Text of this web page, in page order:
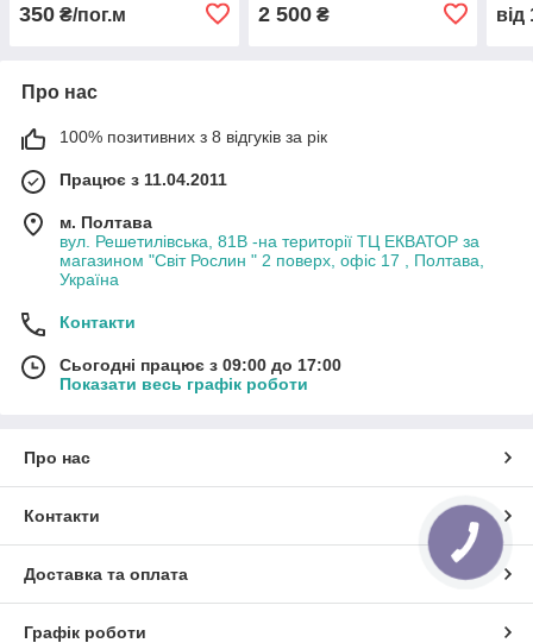
350 ₴/пог.м 2 500₴ від
Про нас
100% позитивних з 8 відгуків за рік
Працює з 11.04.2011
м. Полтава
вул. Решетилівська, 81В -на території ТЦ ЕКВАТОР за
магазином "Світ Рослин " 2 поверх, офіс 17 , Полтава,
Україна
Контакти
Сьогодні працює з 09:00 до 17:00
Показати весь графік роботи
Про нас
Контакти
Доставка та оплата
Графік роботи